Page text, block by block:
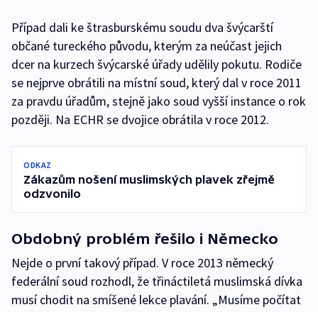
Případ dali ke štrasburskému soudu dva švýcarští
občané tureckého původu, kterým za neúčast jejich
dcer na kurzech švýcarské úřady udělily pokutu. Rodiče
se nejprve obrátili na místní soud, který dal v roce 2011
za pravdu úřadům, stejně jako soud vyšší instance o rok
později. Na ECHR se dvojice obrátila v roce 2012.
ODKAZ
Zákazům nošení muslimských plavek zřejmě
odzvonilo
Obdobný problém řešilo i Německo
Nejde o první takový případ. V roce 2013 německý
federální soud rozhodl, že třináctiletá muslimská dívka
musí chodit na smíšené lekce plavání. „Musíme počítat